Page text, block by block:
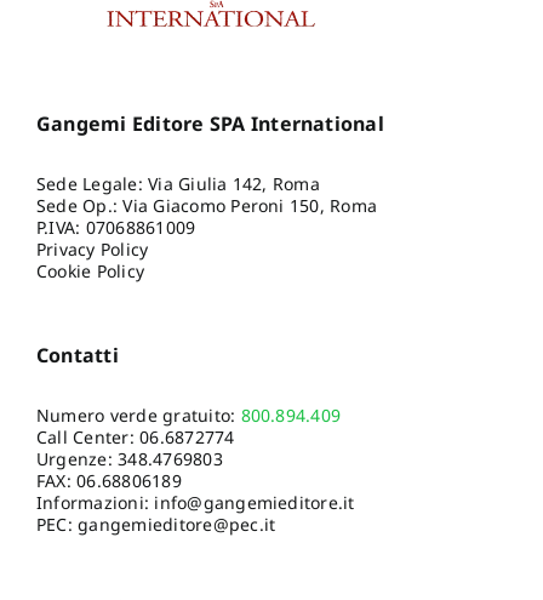
Gangemi Editore SPA International
Sede Legale: Via Giulia 142, Roma
Sede Op.: Via Giacomo Peroni 150, Roma
P.IVA: 07068861009
Privacy Policy
Cookie Policy
Contatti
Numero verde gratuito: 800.894.409
Call Center:06.6872774
Urgenze:348.4769803
FAX: 06.68806189
Informazioni: info@gangemieditore.it
PEC: gangemieditore@pec.it